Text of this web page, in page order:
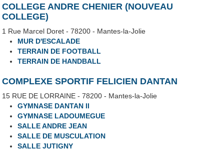
COLLEGE ANDRE CHENIER (NOUVEAU
COLLEGE)
1 Rue Marcel Doret - 78200 - Mantes-la-Jolie
MUR D'ESCALADE
TERRAIN DE FOOTBALL
TERRAIN DE HANDBALL
COMPLEXE SPORTIF FELICIEN DANTAN
15 RUE DE LORRAINE - 78200 - Mantes-la-Jolie
GYMNASE DANTAN II
GYMNASE LADOUMEGUE
SALLE ANDRE JEAN
SALLE DE MUSCULATION
SALLE JUTIGNY